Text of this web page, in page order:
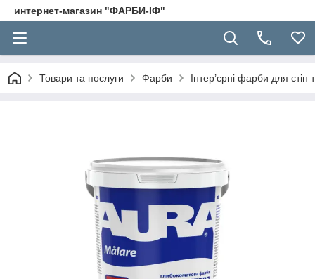
интернет-магазин "ФАРБИ-ІФ"
Товари та послуги Фарби Інтер’єрні фарби для стін